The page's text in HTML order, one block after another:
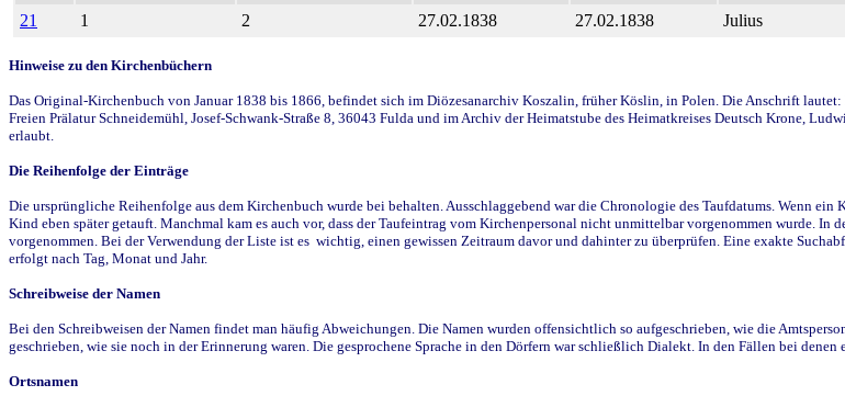
21
1 2 27.02.1838 27.02.1838 Julius
Hinweise zu den Kirchenbüchern
Das Original-Kirchenbuch von Januar 1838 bis 1866, befindet sich im Diözesanarchiv Koszalin, früher Köslin, in Polen. Die Anschrift
Freien Prälatur Schneidemühl, Josef-Schwank-Straße 8, 36043 Fulda und im Archiv der Heimatstube des Heimatkreises Deutsch Krone,
erlaubt.
Die Reihenfolge der Einträge
Die ursprüngliche Reihenfolge aus dem Kirchenbuch wurde bei behalten. Ausschlaggebend war die Chronologie des Taufdatums. Wenn
Kind eben später getauft. Manchmal kam es auch vor, dass der Taufeintrag vom Kirchenpersonal nicht unmittelbar vorgenommen wurde.
vorgenommen. Bei der Verwendung der Liste ist es wichtig, einen gewissen Zeitraum davor und dahinter zu überprüfen. Eine exakte
erfolgt nach Tag, Monat und Jahr.
Schreibweise der Namen
Bei den Schreibweisen der Namen findet man häufig Abweichungen. Die Namen wurden offensichtlich so aufgeschrieben, wie die
geschrieben, wie sie noch in der Erinnerung waren. Die gesprochene Sprache in den Dörfern war schließlich Dialekt. In den Fällen bei
Ortsnamen